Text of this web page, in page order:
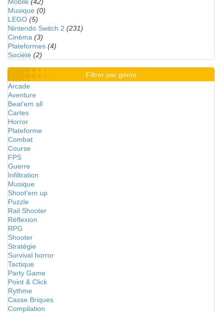
Musique (0)
LEGO (5)
Nintendo Switch 2 (231)
Cinéma (3)
Plateformes (4)
Société (2)
Filtrer par genre
Arcade
Aventure
Beat'em all
Cartes
Horror
Plateforme
Combat
Course
FPS
Guerre
Infiltration
Musique
Shoot'em up
Puzzle
Rail Shooter
Réflexion
RPG
Shooter
Stratégie
Survival horror
Tactique
Party Game
Point & Click
Rythme
Casse Briques
Compilation